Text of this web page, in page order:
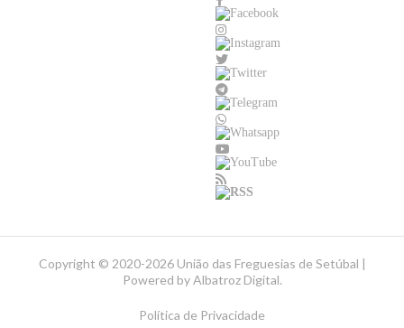
Copyright © 2020-2026 União das Freguesias de Setúbal |
Powered byAlbatroz Digital.
Política de Privacidade